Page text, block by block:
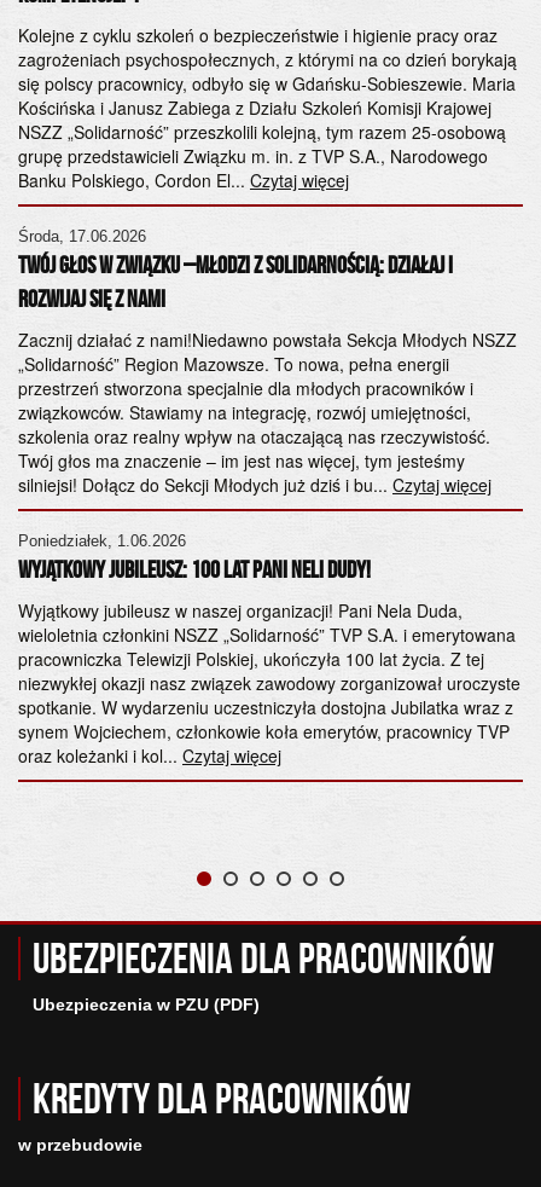
Kolejne z cyklu szkoleń o bezpieczeństwie i higienie pracy oraz
zagrożeniach psychospołecznych, z którymi na co dzień borykają
się polscy pracownicy, odbyło się w Gdańsku-Sobieszewie. Maria
Kościńska i Janusz Zabiega z Działu Szkoleń Komisji Krajowej
NSZZ „Solidarność” przeszkolili kolejną, tym razem 25-osobową
grupę przedstawicieli Związku m. in. z TVP S.A., Narodowego
Banku Polskiego, Cordon El... Czytaj więcej
Środa, 17.06.2026
Twój Głos w Związku –Młodzi z Solidarnością: Działaj i
Rozwijaj się z Nami
Zacznij działać z nami!Niedawno powstała Sekcja Młodych NSZZ
„Solidarność” Region Mazowsze. To nowa, pełna energii
przestrzeń stworzona specjalnie dla młodych pracowników i
związkowców. Stawiamy na integrację, rozwój umiejętności,
szkolenia oraz realny wpływ na otaczającą nas rzeczywistość.
Twój głos ma znaczenie – im jest nas więcej, tym jesteśmy
silniejsi! Dołącz do Sekcji Młodych już dziś i bu... Czytaj więcej
Poniedziałek, 1.06.2026
Wyjątkowy Jubileusz: 100 lat Pani Neli Dudy!
Wyjątkowy jubileusz w naszej organizacji! Pani Nela Duda,
wieloletnia członkini NSZZ „Solidarność” TVP S.A. i emerytowana
pracowniczka Telewizji Polskiej, ukończyła 100 lat życia. Z tej
niezwykłej okazji nasz związek zawodowy zorganizował uroczyste
spotkanie. W wydarzeniu uczestniczyła dostojna Jubilatka wraz z
synem Wojciechem, członkowie koła emerytów, pracownicy TVP
oraz koleżanki i kol... Czytaj więcej
Ubezpieczenia dla pracowników
Ubezpieczenia w PZU (PDF)
Kredyty dla pracowników
w przebudowie